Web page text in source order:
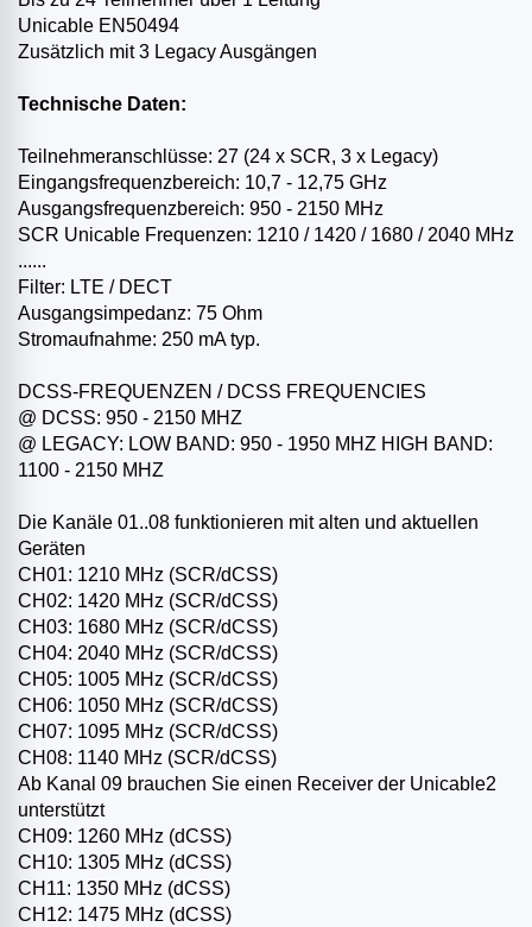
Unicable EN50494
Zusätzlich mit 3 Legacy Ausgängen
Technische Daten:
Teilnehmeranschlüsse: 27 (24 x SCR, 3 x Legacy)
Eingangsfrequenzbereich: 10,7 - 12,75 GHz
Ausgangsfrequenzbereich: 950 - 2150 MHz
SCR Unicable Frequenzen: 1210 / 1420 / 1680 / 2040 MHz
......
Filter: LTE / DECT
Ausgangsimpedanz: 75 Ohm
Stromaufnahme: 250 mA typ.
DCSS-FREQUENZEN / DCSS FREQUENCIES
@ DCSS: 950 - 2150 MHZ
@ LEGACY: LOW BAND: 950 - 1950 MHZ HIGH BAND:
1100 - 2150 MHZ
Die Kanäle 01..08 funktionieren mit alten und aktuellen
Geräten
CH01: 1210 MHz (SCR/dCSS)
CH02: 1420 MHz (SCR/dCSS)
CH03: 1680 MHz (SCR/dCSS)
CH04: 2040 MHz (SCR/dCSS)
CH05: 1005 MHz (SCR/dCSS)
CH06: 1050 MHz (SCR/dCSS)
CH07: 1095 MHz (SCR/dCSS)
CH08: 1140 MHz (SCR/dCSS)
Ab Kanal 09 brauchen Sie einen Receiver der Unicable2
unterstützt
CH09: 1260 MHz (dCSS)
CH10: 1305 MHz (dCSS)
CH11: 1350 MHz (dCSS)
CH12: 1475 MHz (dCSS)